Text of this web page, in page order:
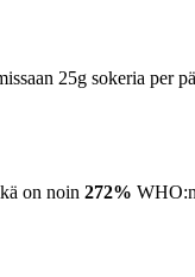
25g sokeria per
on noin 272%